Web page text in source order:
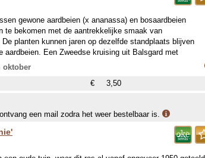
gewone aardbeien (x ananassa) en bosaardbeien
te bekomen met de aantrekkelijke smaak van
planten kunnen jaren op dezelfde standplaats blijven
aardbeien. Een Zweedse kruising uit Balsgard met
zelfs zeer grote vruchten.
jaarlijks een nieuwe teelt door onze kweker opgepot,
april-mei kunnen we een deel van dit sortiment aanvullen.
oktober
€
3,50
een mail zodra het weer bestelbaar is.